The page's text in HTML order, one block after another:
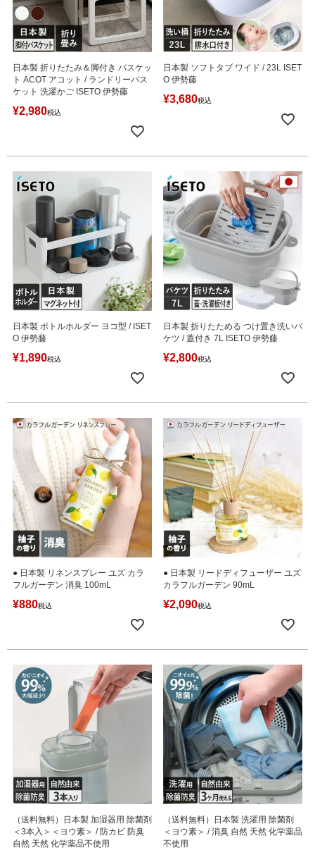
日本製 折りたたみ＆脚付き バスケッ
ト ACOT アコット / ランドリーバス
ケット 洗濯かご ISETO 伊勢藤
¥2,980税込
日本製 ソフトタブ ワイド / 23L ISET
O 伊勢藤
¥3,680税込
日本製 ボトルホルダー ヨコ型 / ISET
O 伊勢藤
¥1,890税込
日本製 折りたためる つけ置き洗いバ
ケツ / 蓋付き 7L ISETO 伊勢藤
¥2,800税込
● 日本製 リネンスプレー ユズ カラ
フルガーデン 消臭 100mL
¥880税込
● 日本製 リードディフューザー ユズ
カラフルガーデン 90mL
¥2,090税込
（送料無料）日本製 加湿器用 除菌剤
＜3本入＞＜ヨウ素＞ / 防カビ 防臭
自然 天然 化学薬品不使用
（送料無料）日本製 洗濯用 除菌剤
＜ヨウ素＞ / 消臭 自然 天然 化学薬品
不使用